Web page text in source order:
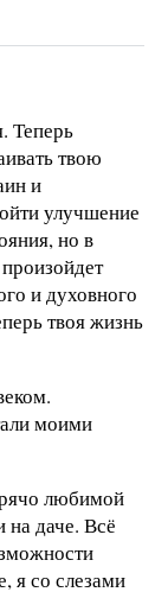
Теперь
твою
и
улучшение
но в
и духовного
твоя жизнь
моими
любимой
даче. Всё
я со слезами